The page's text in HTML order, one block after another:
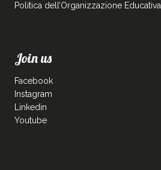
Politica dell’Organizzazione Educativa
Join us
Facebook
Instagram
Linkedin
Youtube